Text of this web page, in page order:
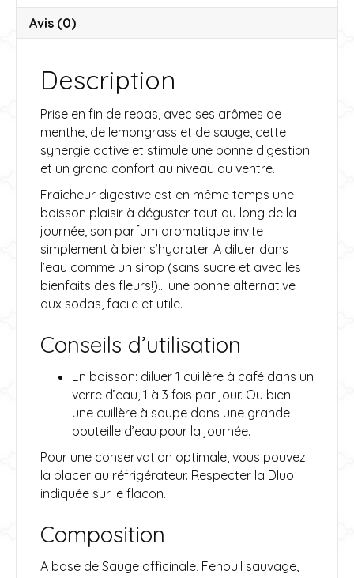
Avis (0)
Description
Prise en fin de repas, avec ses arômes de
menthe, de lemongrass et de sauge, cette
synergie active et stimule une bonne digestion
et un grand confort au niveau du ventre.
Fraîcheur digestive est en même temps une
boisson plaisir à déguster tout au long de la
journée, son parfum aromatique invite
simplement à bien s’hydrater. A diluer dans
l’eau comme un sirop (sans sucre et avec les
bienfaits des fleurs!)… une bonne alternative
aux sodas, facile et utile.
Conseils d’utilisation
En boisson: diluer 1 cuillère à café dans un
verre d’eau, 1 à 3 fois par jour. Ou bien
une cuillère à soupe dans une grande
bouteille d’eau pour la journée.
Pour une conservation optimale, vous pouvez
la placer au réfrigérateur. Respecter la Dluo
indiquée sur le flacon.
Composition
A base de Sauge officinale, Fenouil sauvage,